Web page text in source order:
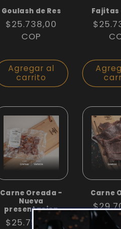
Goulash de Res
Precio
habitual
$25.738,00
COP
Agregar al
carrito
Fajitas
Precio
Carne Oreada -
Nueva
presentacion
Precio
$25.756,00
Carne
Precio